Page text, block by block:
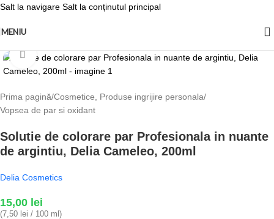
Salt la navigare Salt la conținutul principal
MENIU
Fă clic pentru a mări
Prima pagină/Cosmetice, Produse ingrijire personala/
Vopsea de par si oxidant
Solutie de colorare par Profesionala in nuante
de argintiu, Delia Cameleo, 200ml
Delia Cosmetics
15,00 lei
(7,50 lei / 100 ml)